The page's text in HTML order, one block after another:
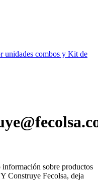
unidades combos y Kit de
información sobre productos
Construye Fecolsa, deja